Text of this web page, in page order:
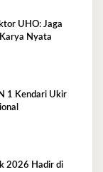
UHO: Jaga
Nyata
1 Kendari Ukir
2026 Hadir di